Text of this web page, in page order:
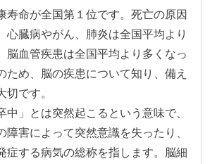
命が全国第１位です。死亡の原因
心臓病やがん、肺炎は全国平均より
脳血管疾患は全国平均より多くなっ
ため、脳の疾患について知り、備え
切です。
」とは突然起こるという意味で、
障害によって突然意識を失ったり、
症する病気の総称を指します。脳細